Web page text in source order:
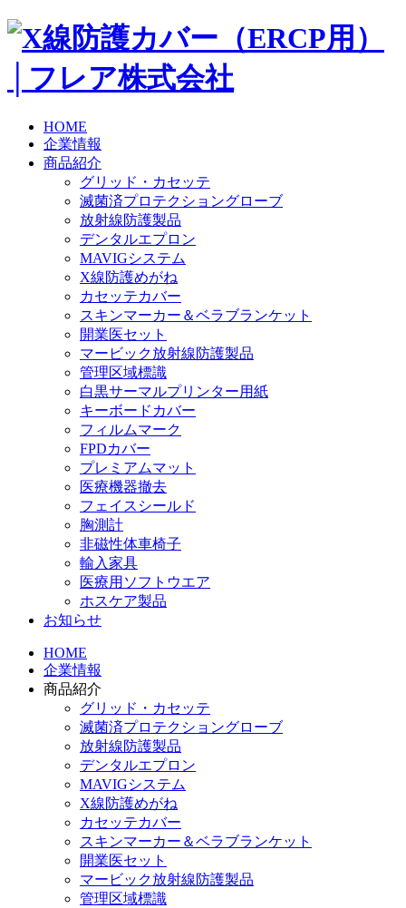
HOME
企業情報
商品紹介
グリッド・カセッテ
滅菌済プロテクショングローブ
放射線防護製品
デンタルエプロン
MAVIGシステム
X線防護めがね
カセッテカバー
スキンマーカー＆ベラブランケット
開業医セット
マービック放射線防護製品
管理区域標識
白黒サーマルプリンター用紙
キーボードカバー
フィルムマーク
FPDカバー
プレミアムマット
医療機器撤去
フェイスシールド
胸測計
非磁性体車椅子
輸入家具
医療用ソフトウエア
ホスケア製品
お知らせ
HOME
企業情報
商品紹介
グリッド・カセッテ
滅菌済プロテクショングローブ
放射線防護製品
デンタルエプロン
MAVIGシステム
X線防護めがね
カセッテカバー
スキンマーカー＆ベラブランケット
開業医セット
マービック放射線防護製品
管理区域標識